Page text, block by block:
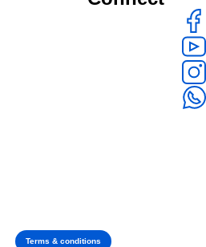
Terms & conditions